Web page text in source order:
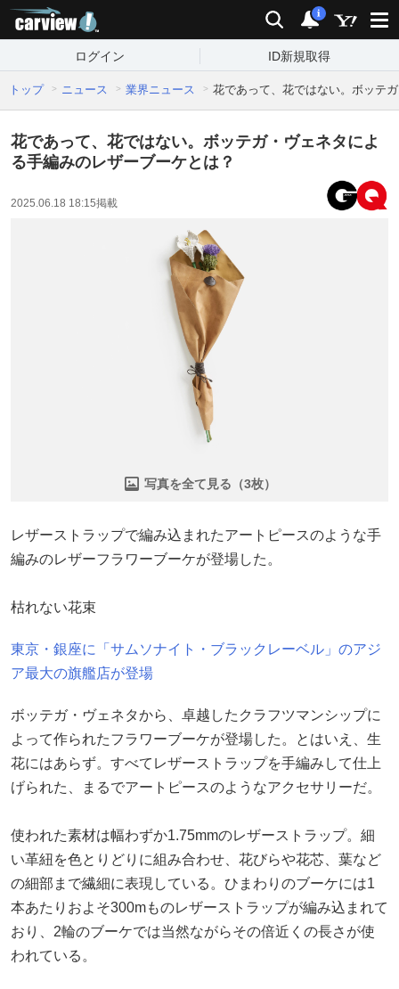
検索 通知
i
ログイン ID新規取得
トップ ニュース 業界ニュース 花であって、花ではない。ボッテ
花であって、花ではない。ボッテガ・ヴェネタによ
る手編みのレザーブーケとは？
2025.06.18 18:15掲載
写真を全て見る（3枚）
レザーストラップで編み込まれたアートピースのような手
編みのレザーフラワーブーケが登場した。
枯れない花束
東京・銀座に「サムソナイト・ブラックレーベル」のアジ
ア最大の旗艦店が登場
ボッテガ・ヴェネタから、卓越したクラフツマンシップに
よって作られたフラワーブーケが登場した。とはいえ、生
花にはあらず。すべてレザーストラップを手編みして仕上
げられた、まるでアートピースのようなアクセサリーだ。
使われた素材は幅わずか1.75mmのレザーストラップ。細
い革紐を色とりどりに組み合わせ、花びらや花芯、葉など
の細部まで繊細に表現している。ひまわりのブーケには1
本あたりおよそ300mものレザーストラップが編み込まれて
おり、2輪のブーケでは当然ながらその倍近くの長さが使
われている。